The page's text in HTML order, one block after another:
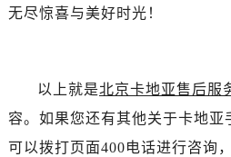
无尽惊喜与美好时光！
以上就是北京卡地亚售后服
容。如果您还有其他关于卡地亚
可以拨打页面400电话进行咨询